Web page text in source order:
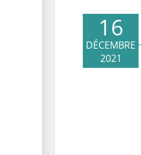
16
DÉCEMBRE
2021